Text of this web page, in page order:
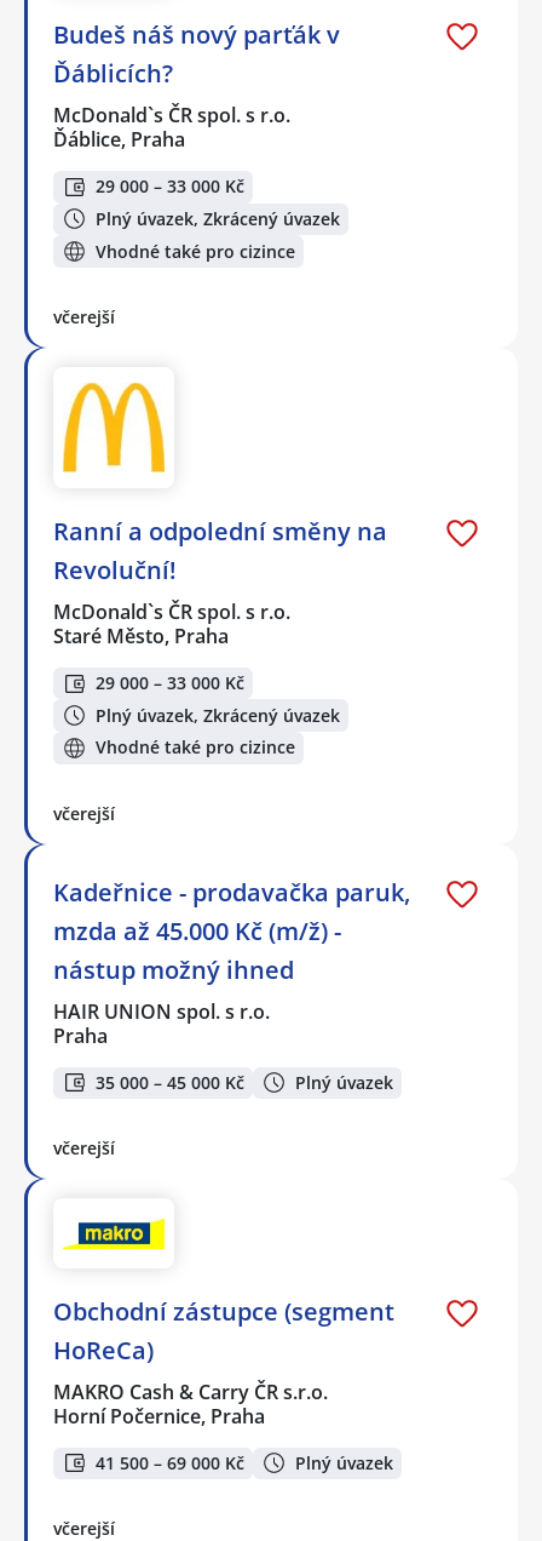
Budeš náš nový parťák v
Ďáblicích?
McDonald`s ČR spol. s r.o.
Ďáblice, Praha
29 000 – 33 000 Kč
Plný úvazek, Zkrácený úvazek
Vhodné také pro cizince
včerejší
Ranní a odpolední směny na
Revoluční!
McDonald`s ČR spol. s r.o.
Staré Město, Praha
29 000 – 33 000 Kč
Plný úvazek, Zkrácený úvazek
Vhodné také pro cizince
včerejší
Kadeřnice - prodavačka paruk,
mzda až 45.000 Kč (m/ž) -
nástup možný ihned
HAIR UNION spol. s r.o.
Praha
35 000 – 45 000 Kč Plný úvazek
včerejší
Obchodní zástupce (segment
HoReCa)
MAKRO Cash & Carry ČR s.r.o.
Horní Počernice, Praha
41 500 – 69 000 Kč Plný úvazek
včerejší